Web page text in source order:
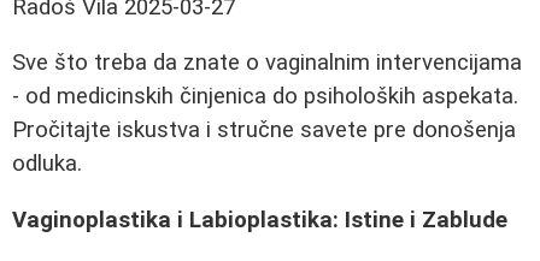
Radoš Vila 2025-03-27
Sve što treba da znate o vaginalnim intervencijama
- od medicinskih činjenica do psiholoških aspekata.
Pročitajte iskustva i stručne savete pre donošenja
odluka.
Vaginoplastika i Labioplastika: Istine i Zablude